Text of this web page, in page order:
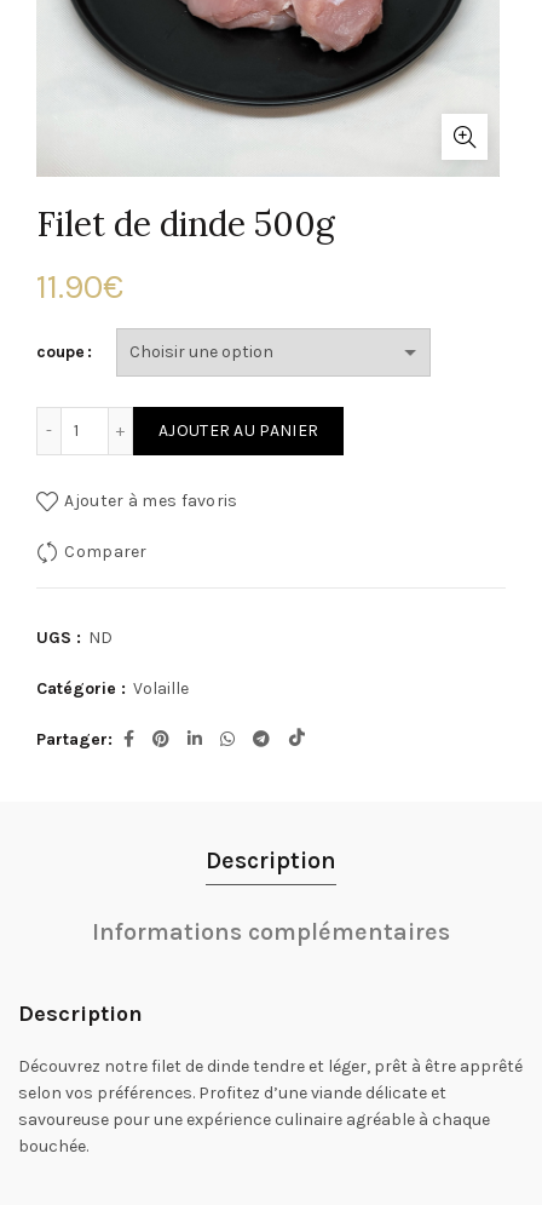
Filet de dinde 500g
11.90€
coupe
AJOUTER AU PANIER
Ajouter à mes favoris
Comparer
UGS : ND
Catégorie : Volaille
Partager
Description
Informations complémentaires
Description
Découvrez notre filet de dinde tendre et léger, prêt à être apprêté
selon vos préférences. Profitez d’une viande délicate et
savoureuse pour une expérience culinaire agréable à chaque
bouchée.